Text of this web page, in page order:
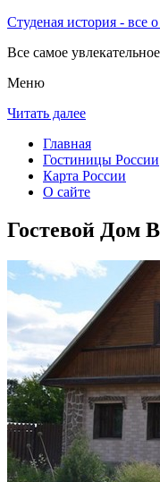
Студеная история - все
Все самое
Меню
Читать далее
Главная
Гостиницы России
Карта России
О сайте
Гостевой Дом